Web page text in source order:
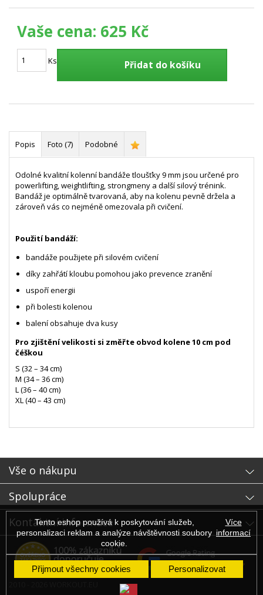
Tento eshop používá k poskytování služeb,
personalizaci reklam a analýze návštěvnosti soubory
cookie.
Více
informací
Přijmout všechny cookies Personalizovat
Vaše cena: 625 Kč
Ks Přidat do košíku
Popis Foto (7) Podobné
Odolné kvalitní kolenní bandáže tloušťky 9 mm jsou určené pro
powerlifting, weightlifting, strongmeny a další silový trénink.
Bandáž je optimálně tvarovaná, aby na kolenu pevně držela a
zároveň vás co nejméně omezovala při cvičení.
Použití bandáží:
bandáže použijete při silovém cvičení
díky zahřátí kloubu pomohou jako prevence zranění
uspoří energii
při bolesti kolenou
balení obsahuje dva kusy
Pro zjištění velikosti si změřte obvod kolene 10 cm pod
čéškou
S (32 – 34 cm)
M (34 – 36 cm)
L (36 – 40 cm)
XL (40 – 43 cm)
Vše o nákupu
Spolupráce
Kontaktní informace